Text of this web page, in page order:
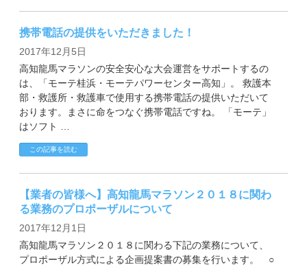
携帯電話の提供をいただきました！
2017年12月5日
高知龍馬マラソンの安全安心な大会運営をサポートするの
は、「モーテ桂浜・モーテパワーセンター高知」。 救護本
部・救護所・救護車で使用する携帯電話の提供いただいて
おります。まさに命をつなぐ携帯電話ですね。 「モーテ」
はソフト …
この記事を読む
【業者の皆様へ】高知龍馬マラソン２０１８に関わ
る業務のプロポーザルについて
2017年12月1日
高知龍馬マラソン２０１８に関わる下記の業務について、
プロポーザル方式による企画提案書の募集を行います。 ○